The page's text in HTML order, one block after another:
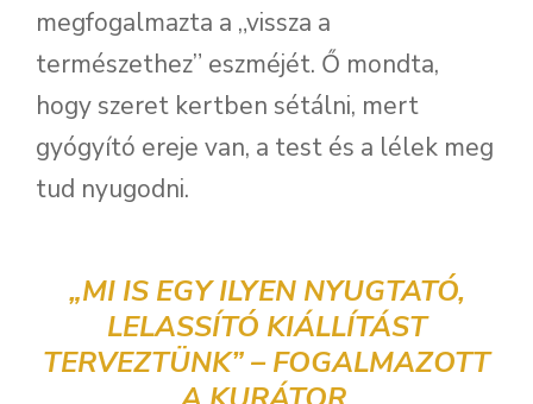
megfogalmazta a „vissza a
természethez” eszméjét. Ő mondta,
hogy szeret kertben sétálni, mert
gyógyító ereje van, a test és a lélek meg
tud nyugodni.
„MI IS EGY ILYEN NYUGTATÓ,
LELASSÍTÓ KIÁLLÍTÁST
TERVEZTÜNK” – FOGALMAZOTT